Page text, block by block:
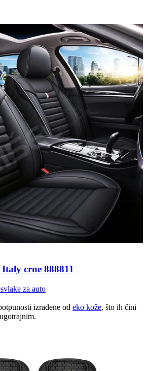
crne 888811
za auto
izrađene od eko kože, što ih čini